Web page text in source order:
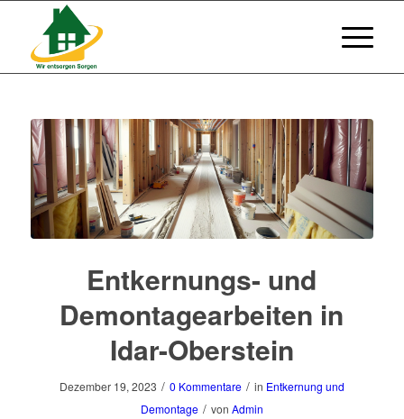
Entkernungs- und
Demontagearbeiten in
Idar-Oberstein
Dezember 19, 2023 / 0 Kommentare / in Entkernung und
Demontage / von Admin